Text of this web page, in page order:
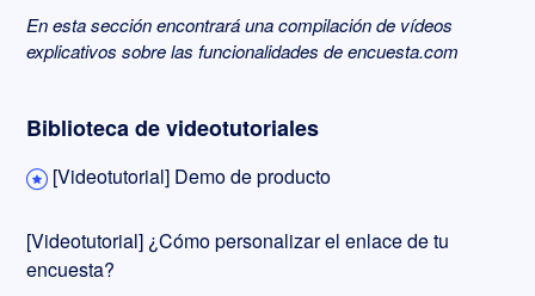
En esta sección encontrará una compilación de vídeos
explicativos sobre las funcionalidades de encuesta.com
Biblioteca de videotutoriales
[Videotutorial] Demo de producto
[Videotutorial] ¿Cómo personalizar el enlace de tu
encuesta?